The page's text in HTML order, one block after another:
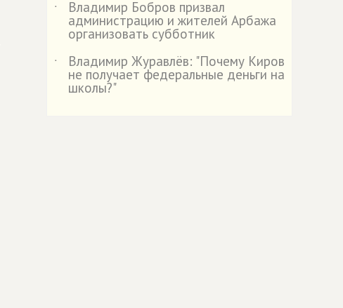
˙
Владимир Бобров призвал
администрацию и жителей Арбажа
организовать субботник
˙
Владимир Журавлёв: "Почему Киров
не получает федеральные деньги на
школы?"